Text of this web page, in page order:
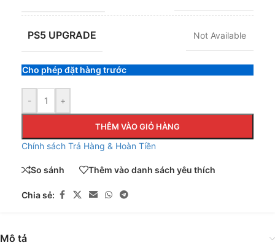
PS5 UPGRADE Not Available
Cho phép đặt hàng trước
- +
THÊM VÀO GIỎ HÀNG
Chính sách Trả Hàng & Hoàn Tiền
So sánh Thêm vào danh sách yêu thích
Chia sẻ:
Mô tả